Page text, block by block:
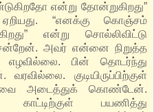
என்று தோன்றுகிறது”
“எனக்கு கொஞ்சம்
என்று சொல்லிவிட்டு
அவர் என்னை நிறுத்த
பின் தொடர்ந்து
குடியிருப்பிற்குள்
அடைத்துக் கொண்டேன்.
காட்டிற்குள் பயணித்து